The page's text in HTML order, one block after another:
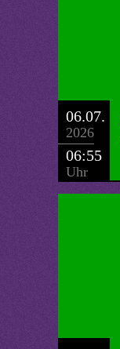
06.07.
2026
06:55
Uhr